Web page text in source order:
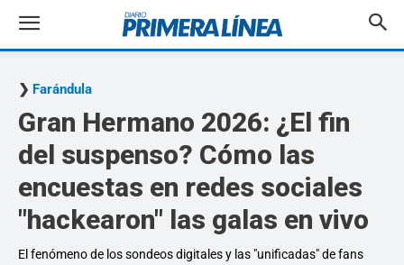
Farándula
Gran Hermano 2026: ¿El fin
del suspenso? Cómo las
encuestas en redes sociales
"hackearon" las galas en vivo
El fenómeno de los sondeos digitales y las "unificadas" de fans